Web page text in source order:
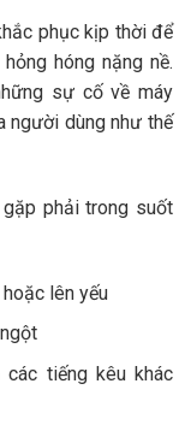
phục kịp thời để
hóng nặng nề.
sự cố về máy
người dùng như thế
phải trong suốt
lên yếu
tiếng kêu khác